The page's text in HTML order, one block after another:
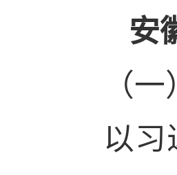
安徽
（
以